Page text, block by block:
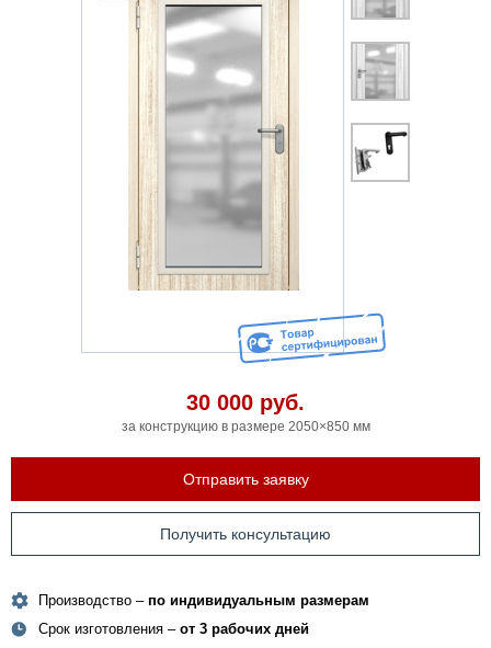
30 000 руб.
за конструкцию в размере 2050×850 мм
Отправить заявку
Получить консультацию
Производство – по индивидуальным размерам
Срок изготовления – от 3 рабочих дней